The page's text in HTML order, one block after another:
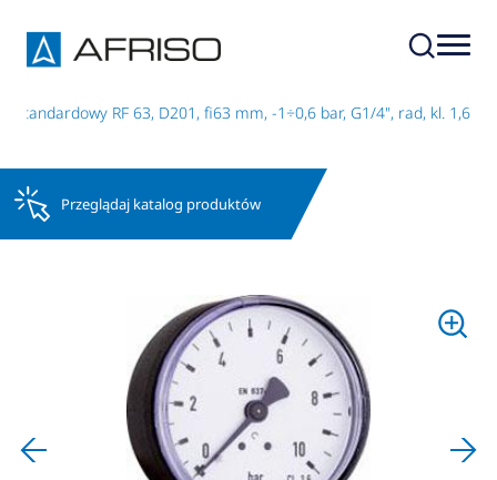
standardowy RF 63, D201, fi63 mm, -1÷0,6 bar, G1/4", rad, kl. 1,6
Przeglądaj katalog produktów